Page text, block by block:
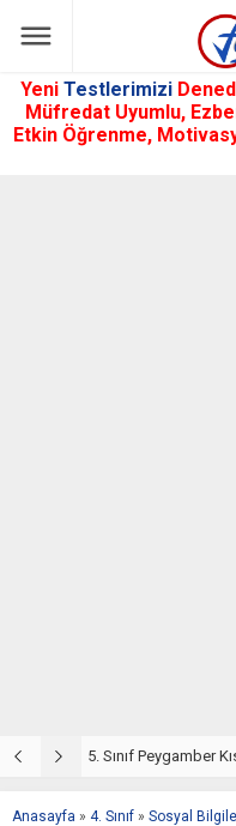
Yeni Testlerimizi
Müfredat Uyumlu,
Etkin Öğrenme,
5. Sınıf Peygamber
Anasayfa » 4. Sınıf » Sosyal